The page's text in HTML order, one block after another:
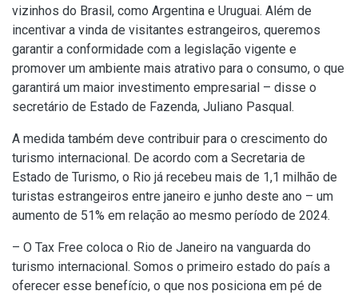
vizinhos do Brasil, como Argentina e Uruguai. Além de
incentivar a vinda de visitantes estrangeiros, queremos
garantir a conformidade com a legislação vigente e
promover um ambiente mais atrativo para o consumo, o que
garantirá um maior investimento empresarial – disse o
secretário de Estado de Fazenda, Juliano Pasqual.
A medida também deve contribuir para o crescimento do
turismo internacional. De acordo com a Secretaria de
Estado de Turismo, o Rio já recebeu mais de 1,1 milhão de
turistas estrangeiros entre janeiro e junho deste ano – um
aumento de 51% em relação ao mesmo período de 2024.
– O Tax Free coloca o Rio de Janeiro na vanguarda do
turismo internacional. Somos o primeiro estado do país a
oferecer esse benefício, o que nos posiciona em pé de